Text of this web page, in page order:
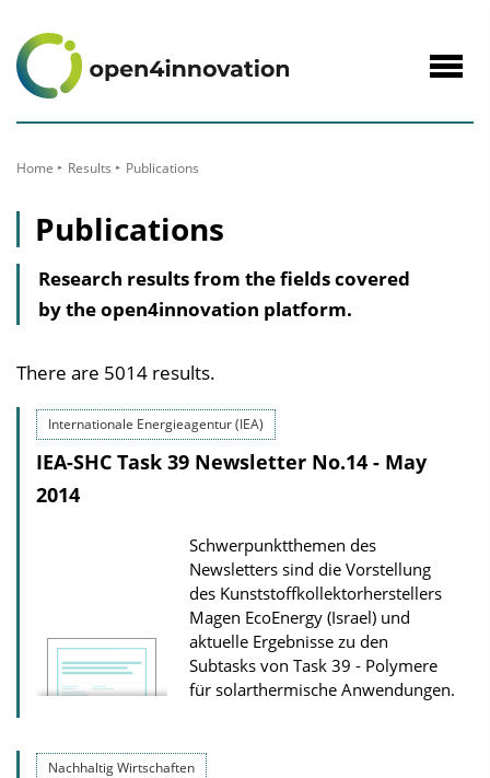
Content
Home Results Publications
Publications
Research results from the fields covered
by the open4innovation platform.
There are 5014 results.
Internationale Energieagentur (IEA)
IEA-SHC Task 39 Newsletter No.14 - May
2014
Schwerpunktthemen des
Newsletters sind die Vorstellung
des Kunst­stoffkollektorherstellers
Magen EcoEnergy (Israel) und
aktuelle Ergebnisse zu den
Subtasks von Task 39 - Polymere
für solarthermische Anwendungen.
Nachhaltig Wirtschaften